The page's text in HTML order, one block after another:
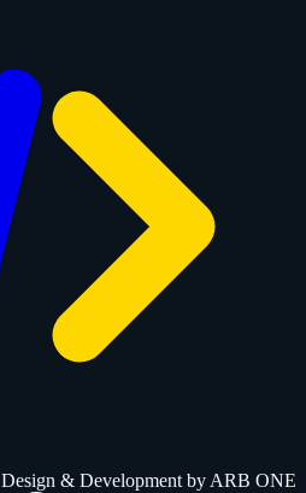
Design & Development by ARB ONE